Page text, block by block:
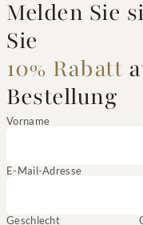
Melden Sie
Sie
10% Rabatt
Bestellung
Vorname
E-Mail-Adresse
Geschlecht